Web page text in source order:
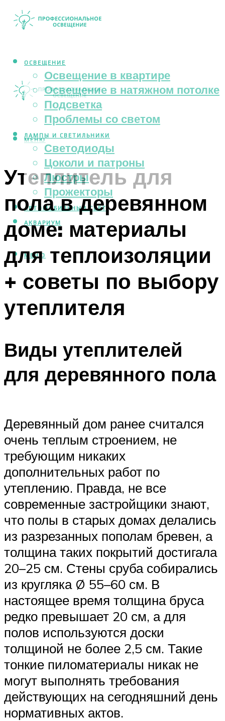
ОСВЕЩЕНИЕ
Освещение в квартире
Освещение в натяжном потолке
Подсветка
Проблемы со светом
ЛАМПЫ И СВЕТИЛЬНИКИ
Светодиоды
Цоколи и патроны
Люстры
Прожекторы
АВТОМОБИЛЬНЫЙ СВЕТ
АКВАРИУМ
МЕНЮ
МЕНЮ
Утеплитель для
пола в деревянном
доме: материалы
для теплоизоляции
+ советы по выбору
утеплителя
Виды утеплителей
для деревянного пола
Деревянный дом ранее считался
очень теплым строением, не
требующим никаких
дополнительных работ по
утеплению. Правда, не все
современные застройщики знают,
что полы в старых домах делались
из разрезанных пополам бревен, а
толщина таких покрытий достигала
20–25 см. Стены сруба собирались
из кругляка Ø 55–60 см. В
настоящее время толщина бруса
редко превышает 20 см, а для
полов используются доски
толщиной не более 2,5 см. Такие
тонкие пиломатериалы никак не
могут выполнять требования
действующих на сегодняшний день
нормативных актов.